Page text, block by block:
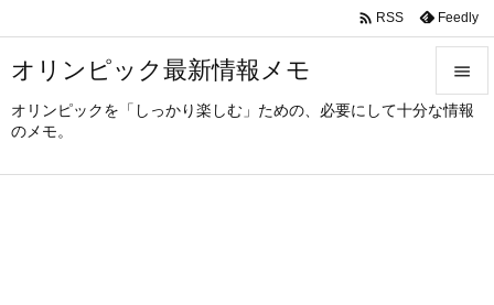
オリンピック最新情報メモ
オリンピックを「しっかり楽しむ」ための、必要にして十分な情報
のメモ。



 RSS Feedly